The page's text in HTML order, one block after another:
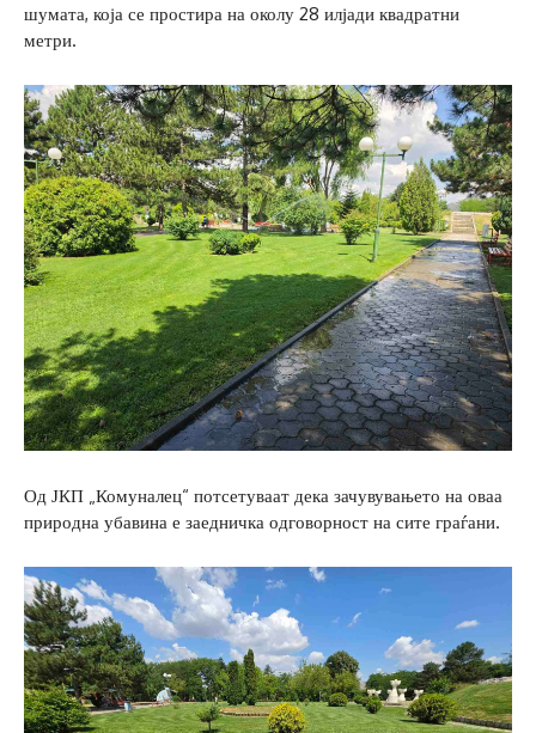
шумата, која се простира на околу 28 илјади квадратни
метри.
Од ЈКП „Комуналец“ потсетуваат дека зачувувањето на оваа
природна убавина е заедничка одговорност на сите граѓани.